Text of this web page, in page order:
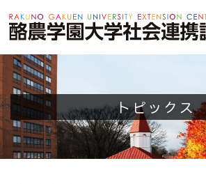
トピックス